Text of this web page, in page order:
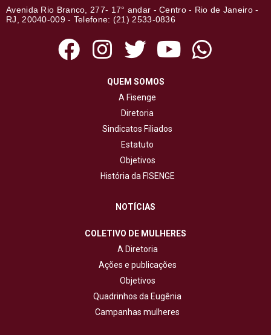
Avenida Rio Branco, 277- 17° andar - Centro - Rio de Janeiro -
RJ, 20040-009 - Telefone: (21) 2533-0836
QUEM SOMOS
A Fisenge
Diretoria
Sindicatos Filiados
Estatuto
Objetivos
História da FISENGE
NOTÍCIAS
COLETIVO DE MULHERES
A Diretoria
Ações e publicações
Objetivos
Quadrinhos da Eugênia
Campanhas mulheres